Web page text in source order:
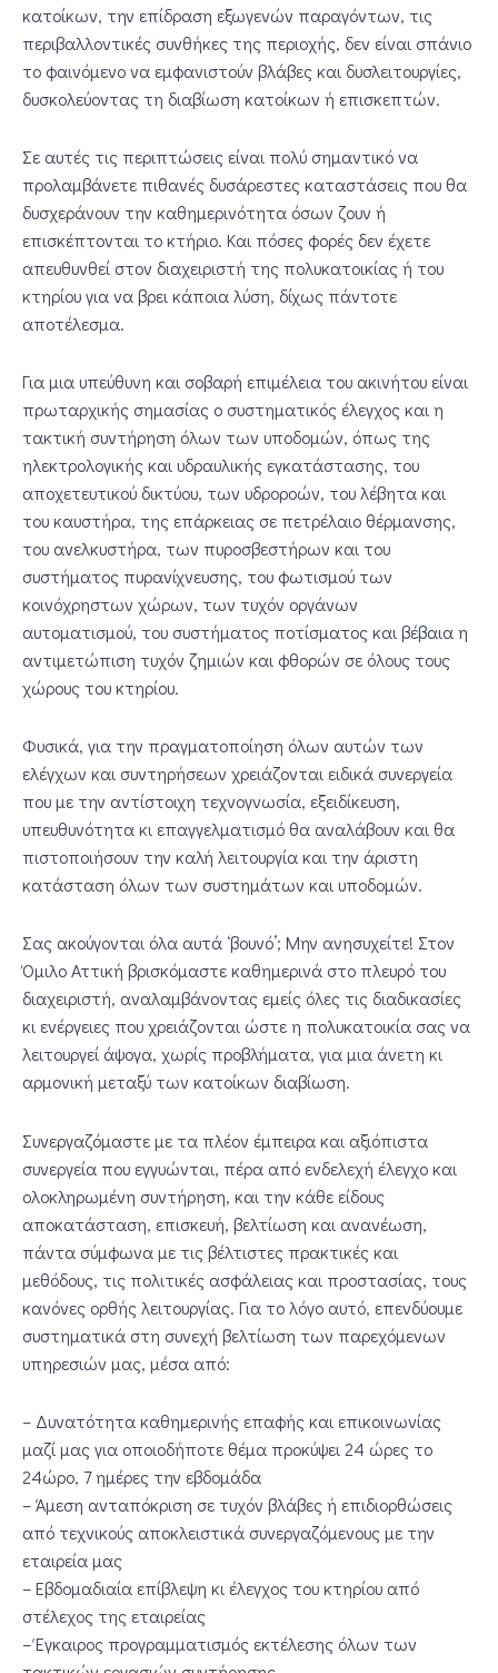
κατοίκων, την επίδραση εξωγενών παραγόντων, τις
περιβαλλοντικές συνθήκες της περιοχής, δεν είναι σπάνιο
το φαινόμενο να εμφανιστούν βλάβες και δυσλειτουργίες,
δυσκολεύοντας τη διαβίωση κατοίκων ή επισκεπτών.
Σε αυτές τις περιπτώσεις είναι πολύ σημαντικό να
προλαμβάνετε πιθανές δυσάρεστες καταστάσεις που θα
δυσχεράνουν την καθημερινότητα όσων ζουν ή
επισκέπτονται το κτήριο. Και πόσες φορές δεν έχετε
απευθυνθεί στον διαχειριστή της πολυκατοικίας ή του
κτηρίου για να βρει κάποια λύση, δίχως πάντοτε
αποτέλεσμα.
Για μια υπεύθυνη και σοβαρή επιμέλεια του ακινήτου είναι
πρωταρχικής σημασίας ο συστηματικός έλεγχος και η
τακτική συντήρηση όλων των υποδομών, όπως της
ηλεκτρολογικής και υδραυλικής εγκατάστασης, του
αποχετευτικού δικτύου, των υδροροών, του λέβητα και
του καυστήρα, της επάρκειας σε πετρέλαιο θέρμανσης,
του ανελκυστήρα, των πυροσβεστήρων και του
συστήματος πυρανίχνευσης, του φωτισμού των
κοινόχρηστων χώρων, των τυχόν οργάνων
αυτοματισμού, του συστήματος ποτίσματος και βέβαια η
αντιμετώπιση τυχόν ζημιών και φθορών σε όλους τους
χώρους του κτηρίου.
Φυσικά, για την πραγματοποίηση όλων αυτών των
ελέγχων και συντηρήσεων χρειάζονται ειδικά συνεργεία
που με την αντίστοιχη τεχνογνωσία, εξειδίκευση,
υπευθυνότητα κι επαγγελματισμό θα αναλάβουν και θα
πιστοποιήσουν την καλή λειτουργία και την άριστη
κατάσταση όλων των συστημάτων και υποδομών.
Σας ακούγονται όλα αυτά ‘βουνό’; Μην ανησυχείτε! Στον
Όμιλο Αττική βρισκόμαστε καθημερινά στο πλευρό του
διαχειριστή, αναλαμβάνοντας εμείς όλες τις διαδικασίες
κι ενέργειες που χρειάζονται ώστε η πολυκατοικία σας να
λειτουργεί άψογα, χωρίς προβλήματα, για μια άνετη κι
αρμονική μεταξύ των κατοίκων διαβίωση.
Συνεργαζόμαστε με τα πλέον έμπειρα και αξιόπιστα
συνεργεία που εγγυώνται, πέρα από ενδελεχή έλεγχο και
ολοκληρωμένη συντήρηση, και την κάθε είδους
αποκατάσταση, επισκευή, βελτίωση και ανανέωση,
πάντα σύμφωνα με τις βέλτιστες πρακτικές και
μεθόδους, τις πολιτικές ασφάλειας και προστασίας, τους
κανόνες ορθής λειτουργίας. Για το λόγο αυτό, επενδύουμε
συστηματικά στη συνεχή βελτίωση των παρεχόμενων
υπηρεσιών μας, μέσα από:
– Δυνατότητα καθημερινής επαφής και επικοινωνίας
μαζί μας για οποιοδήποτε θέμα προκύψει 24 ώρες το
24ώρο, 7 ημέρες την εβδομάδα
– Άμεση ανταπόκριση σε τυχόν βλάβες ή επιδιορθώσεις
από τεχνικούς αποκλειστικά συνεργαζόμενους με την
εταιρεία μας
– Εβδομαδιαία επίβλεψη κι έλεγχος του κτηρίου από
στέλεχος της εταιρείας
– Έγκαιρος προγραμματισμός εκτέλεσης όλων των